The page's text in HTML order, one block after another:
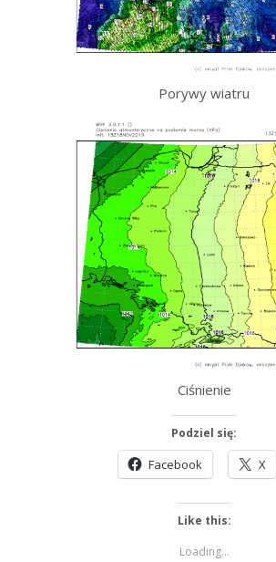
Porywy wiatru
Ciśnienie
Podziel się:
Facebook X
Like this:
Loading...